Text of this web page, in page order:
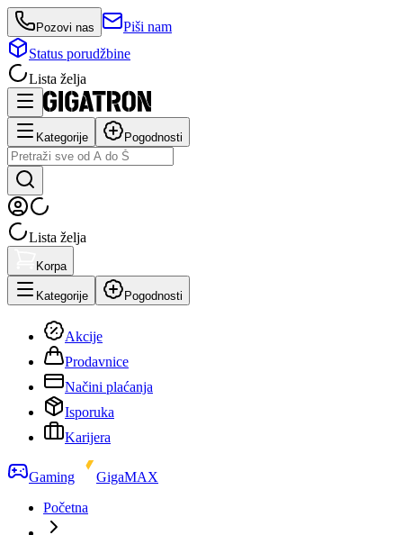
Pozovi nas
Piši nam
Status porudžbine
Lista želja
Kategorije Pogodnosti
Lista želja
Korpa
Kategorije Pogodnosti
Akcije
Prodavnice
Načini plaćanja
Isporuka
Karijera
Gaming
GigaMAX
Početna